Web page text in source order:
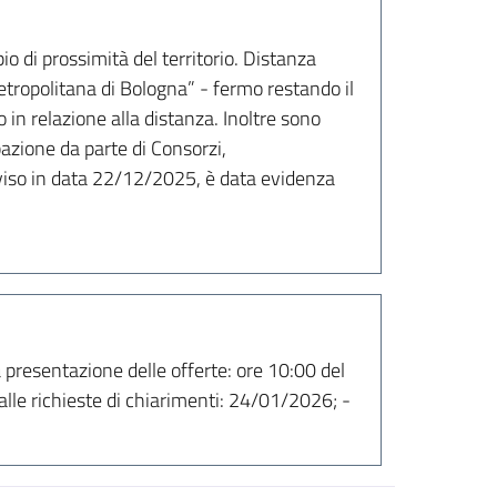
di prossimità del territorio. Distanza
di Bologna” - fermo restando il
relazione alla distanza. Inoltre sono
da parte di Consorzi,
in data 22/12/2025, è data evidenza
delle offerte: ore 10:00 del
richieste di chiarimenti: 24/01/2026; -